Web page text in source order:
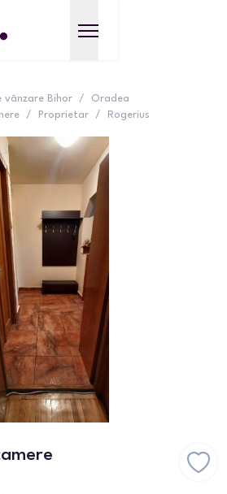
vânzare Bihor /
Oradea
/ Proprietar / Rogerius